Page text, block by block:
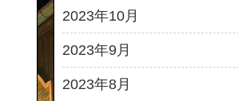
2023年10月
2023年9月
2023年8月